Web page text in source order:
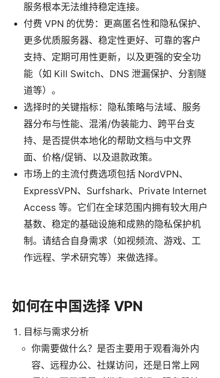
服务根本无法维持稳定连接。
付费 VPN 的优势：更高匿名性和隐私保护、
更多优质服务器、稳定性更好、可靠的客户
支持、定期可用性更新，以及更强的安全功
能（如 Kill Switch、DNS 泄漏保护、分割隧
道等）。
选择时的关键指标：隐私策略与法域、服务
器分布与性能、混淆/伪装能力、跨平台支
持、是否提供本地化的帮助文档与中文界
面、价格/促销、以及退款政策。
市场上的主流付费选项包括 NordVPN、
ExpressVPN、Surfshark、Private Internet
Access 等。它们在全球范围内拥有较大用户
基数、稳定的基础设施和成熟的隐私保护机
制。请结合自身需求（如视频流、游戏、工
作远程、学术研究等）来做选择。
如何在中国选择 VPN
目标与需求分析
你需要做什么？是否主要用于观看海外内
容、远程办公、社媒访问，还是日常上网